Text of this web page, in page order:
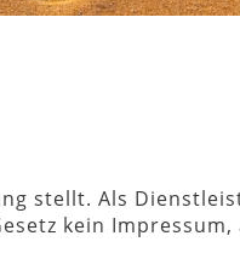
stellt. Als
kein